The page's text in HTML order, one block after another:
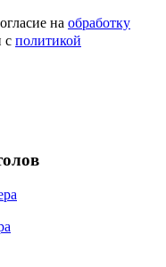
на обработку
с политикой